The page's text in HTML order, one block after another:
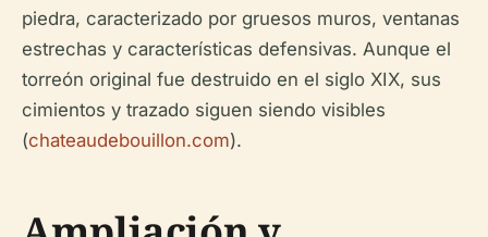
piedra, caracterizado por gruesos muros, ventanas
estrechas y características defensivas. Aunque el
torreón original fue destruido en el siglo XIX, sus
cimientos y trazado siguen siendo visibles
(chateaudebouillon.com).